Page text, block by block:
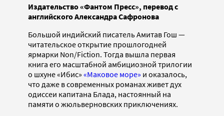
Издательство «Фантом Пресс», перевод с
английского Александра Сафронова
Большой индийский писатель Амитав Гош —
читательское открытие прошлогодней
ярмарки Non/Fiction. Тогда вышла первая
книга его масштабной амбициозной трилогии
о шхуне «Ибис» «Маковое море» и оказалось,
что даже в современных романах живет дух
одиссеи капитана Блада, настоянный на
памяти о жюльверновских приключениях.